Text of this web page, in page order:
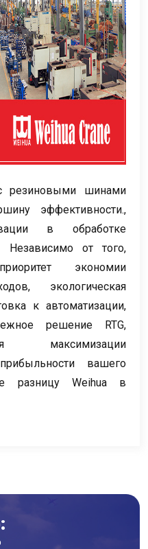
резиновыми шинами
эффективности.,
в обработке
Независимо от того,
экономии
экологическая
к автоматизации,
решение RTG,
максимизации
вашего
разницу Weihua в